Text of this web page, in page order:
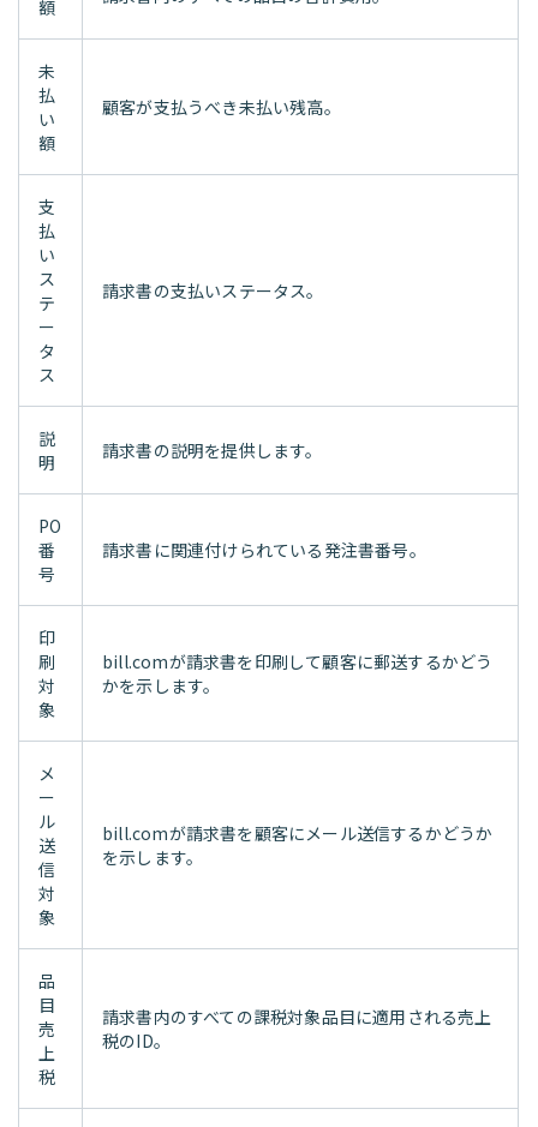
額
未
払
い
額
顧客が支払うべき未払い残高。
支
払
い
ス
テ
ー
タ
ス
請求書の支払いステータス。
説
明
請求書の説明を提供します。
PO
番
号
請求書に関連付けられている発注書番号。
印
刷
対
象
bill.comが請求書を印刷して顧客に郵送するかどう
かを示します。
メ
ー
ル
送
信
対
象
bill.comが請求書を顧客にメール送信するかどうか
を示します。
品
目
売
上
税
請求書内のすべての課税対象品目に適用される売上
税のID。